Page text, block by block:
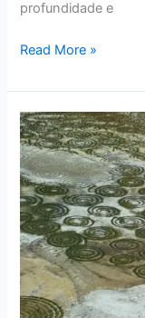
profundidade e
Read More »
Os
Misteriosos
Geoglifos
da
África
do
Sul